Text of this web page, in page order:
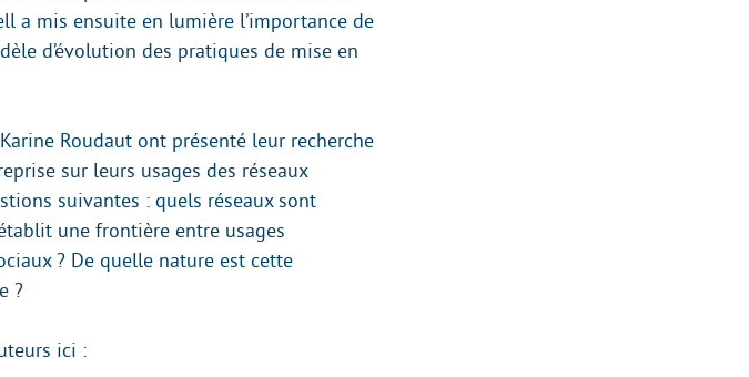
a mis ensuite en lumière l’importance de
d’évolution des pratiques de mise en
Roudaut ont présenté leur recherche
sur leurs usages des réseaux
suivantes : quels réseaux sont
une frontière entre usages
? De quelle nature est cette
?
ici :